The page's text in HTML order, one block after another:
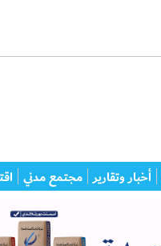
أخبار وتقارير مجتمع مدني